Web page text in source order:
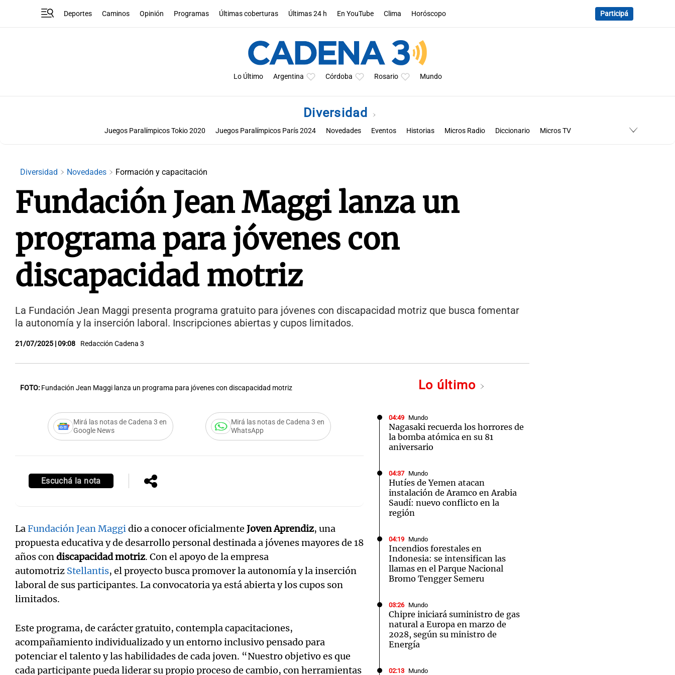
Deportes Caminos Opinión Programas Últimas coberturas Últimas 24 h En YouTube Clima Horóscopo Participá
Lo Último Argentina Córdoba Rosario Mundo
Diversidad
Juegos Paralímpicos Tokio 2020 Juegos Paralímpicos París 2024 Novedades Eventos Historias Micros Radio Diccionario
Micros TV
Diversidad Novedades Formación y capacitación
Fundación Jean Maggi lanza un
programa para jóvenes con
discapacidad motriz
La Fundación Jean Maggi presenta programa gratuito para jóvenes con discapacidad motriz que busca fomentar
la autonomía y la inserción laboral. Inscripciones abiertas y cupos limitados.
21/07/2025 | 09:08 Redacción Cadena 3
FOTO: Fundación Jean Maggi lanza un programa para jóvenes con discapacidad motriz
Mirá las notas de Cadena 3 en
Google News
Mirá las notas de Cadena 3 en
WhatsApp
Escuchá la nota
LaFundación Jean Maggidio a conocer oficialmente Joven Aprendiz, una
propuesta educativa y de desarrollo personal destinada a jóvenes mayores de 18
años condiscapacidad motriz. Con el apoyo de la empresa
automotriz Stellantis, el proyecto busca promover la autonomía y la inserción
laboral de sus participantes. La convocatoria ya está abierta y los cupos son
limitados.
Este programa, de carácter gratuito, contempla capacitaciones,
acompañamiento individualizado y un entorno inclusivo pensado para
potenciar el talento y las habilidades de cada joven. “Nuestro objetivo es que
cada participante pueda liderar su propio proceso de cambio, con herramientas
Lo último
04:49 Mundo
Nagasaki recuerda los horrores de
la bomba atómica en su 81
aniversario
04:37 Mundo
Hutíes de Yemen atacan
instalación de Aramco en Arabia
Saudí: nuevo conflicto en la
región
04:19 Mundo
Incendios forestales en
Indonesia: se intensifican las
llamas en el Parque Nacional
Bromo Tengger Semeru
03:26 Mundo
Chipre iniciará suministro de gas
natural a Europa en marzo de
2028, según su ministro de
Energía
02:13 Mundo
Mundial 2026 La Sole en Cadena 3 El huracán de Arequito Cadena 3 en Groenlandia